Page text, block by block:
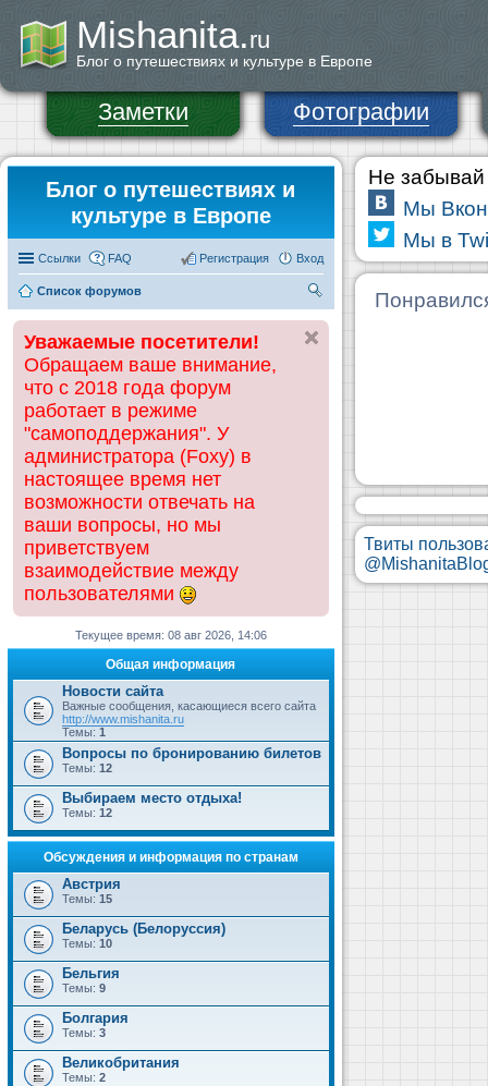
Mishanita.ru
Блог о путешествиях и культуре в Европе
Заметки Фотографии
Блог о путешествиях и
культуре в Европе
Ссылки FAQ Вход
Регистрация
Список форумов
ск
Уважаемые посетители!
Обращаем ваше внимание,
что с 2018 года форум
работает в режиме
"самоподдержания". У
администратора (Foxy) в
настоящее время нет
возможности отвечать на
ваши вопросы, но мы
приветствуем
взаимодействие между
пользователями
Текущее время: 08 авг 2026, 14:06
Общая информация
Новости сайта
Важные сообщения, касающиеся всего сайта
http://www.mishanita.ru
Темы: 1
Вопросы по бронированию билетов
Темы: 12
Выбираем место отдыха!
Темы: 12
Обсуждения и информация по странам
Австрия
Темы: 15
Беларусь (Белоруссия)
Темы: 10
Бельгия
Темы: 9
Болгария
Темы: 3
Великобритания
Темы: 2
Не забывай
Мы
Мы в
Твиты